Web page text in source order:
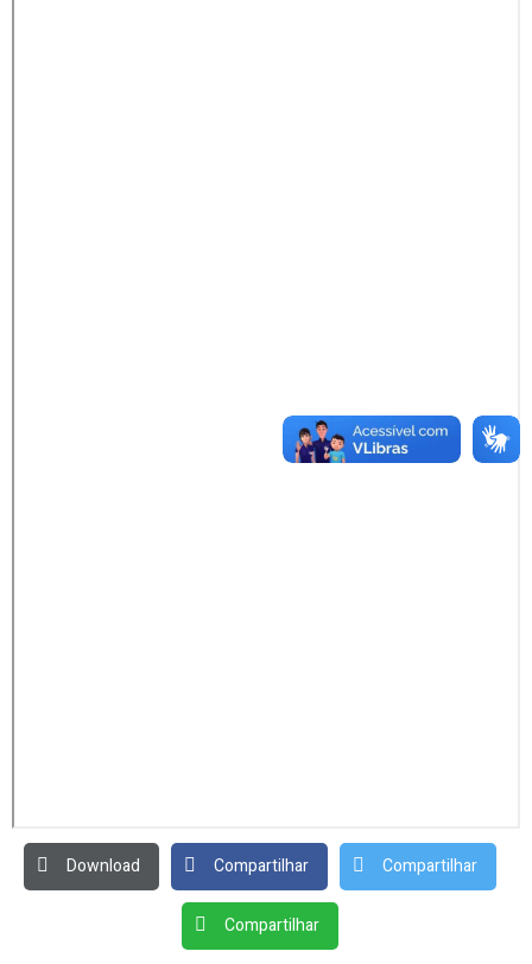
Download Compartilhar Compartilhar
Compartilhar